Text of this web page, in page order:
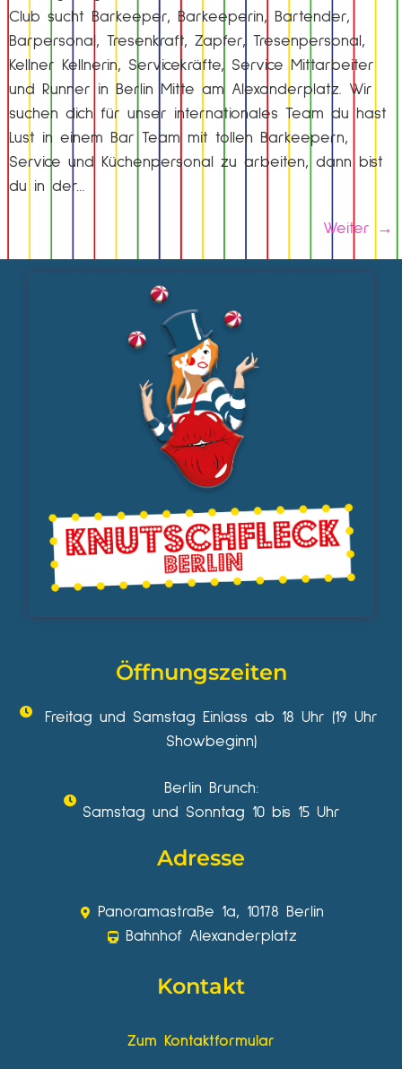
Club sucht Barkeeper, Barkeeperin, Bartender,
Barpersonal, Tresenkraft, Zapfer, Tresenpersonal,
Kellner Kellnerin, Servicekräfte, Service Mittarbeiter
und Runner in Berlin Mitte am Alexanderplatz. Wir
suchen dich für unser internationales Team du hast
Lust in einem Bar Team mit tollen Barkeepern,
Service und Küchenpersonal zu arbeiten, dann bist
du in der…
Weiter →
Öffnungszeiten
Freitag und Samstag Einlass ab 18 Uhr (19 Uhr
Showbeginn)
Berlin Brunch:
Samstag und Sonntag 10 bis 15 Uhr
Adresse
Panoramastraße 1a, 10178 Berlin
Bahnhof Alexanderplatz
Kontakt
Zum Kontaktformular